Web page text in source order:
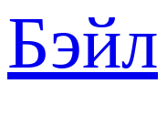
Бэйл